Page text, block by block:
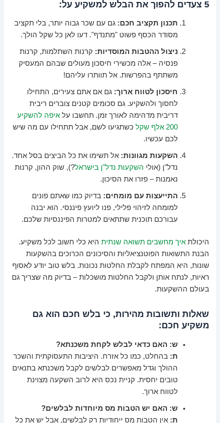
5 צעדים להפוך את הבלש למשקיע על:
תכנון תקציב חכם: גם עם שכר גבוה יותר, בלי תקציב
מסודר הכסף פשוט "מתנדף". דעו לאן כל שקל הולך.
ניצול ההטבות המוסדיות: קרנות השתלמות, קרנות
פנסיה – אלה מכשירי חיסכון מעולים שבהם המעסיק
משתתף בהפרשות. אל תוותרו עליהם!
חיסכון לטווח ארוך: גם אם אתם צעירים, התחילו
לחסוך ולהשקיע. גם סכומים קטנים צוברים ריבית
דריבית מדהימה לאורך זמן. תחשבו עלאיפה להשקיע
200 אלף שקל
כשתגיעו לשם, אבל תתחילו עם מה שיש
לכם עכשיו.
השקעות מגוונות: אל תשימו את כל הביצים בסל אחד.
נדל"ן (אולי השקעות נדל"ן בישראל?), שוק ההון, קרנות
נאמנות – פזרו את הסיכון.
התייעצות עם מומחים: בדיוק כמו שאתם פונים
למומחה לזיהוי פלילי, פנו ליועץ פיננסי. הוא יבנה
עבורכם תוכנית שתתאים למטרות הפיננסיות שלכם.
היכולתאיך מחשבים תשואה שנתית היא כלי חשוב לכל משקיע.
הבנת התשואות הפוטנציאליות והסיכונים הכרוכים בהשקעות
שונות, היא המפתח לקבלת החלטות נכונות. בלש טוב יודע לאסוף
ראיות, לנתח אותן ולקבל החלטות מושכלות – בדיוק מה שצריך גם
בעולם ההשקעות.
שאלות ותשובות מהירות, כי בלש חכם הוא גם
משקיע חכם:
ש: האם כדאי לבלש לקחת משכנתא?
ת: בהחלט, כמו כל אזרח. היציבות התעסוקתית והשכר
ההולך וגדל מאפשרים לבלשים לקבל משכנתא בתנאים
טובים יחסית. קניית נכס היא לרוב השקעה מצוינת
לטווח ארוך.
ש: האם יש הטבות מס מיוחדות לבלשים?
ת: אין הטבות מס ייחודיות רק לבלשים, אבל יש את כל